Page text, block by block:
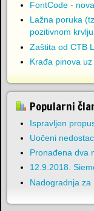
FontCode -
Lažna poruka
pozitivnom krvlju
Zaštita od CTB
Krađa pinova
Popularni
Ispravljen
Uočeni
Pronađena dva
12.9.2018.
Nadogradnja za